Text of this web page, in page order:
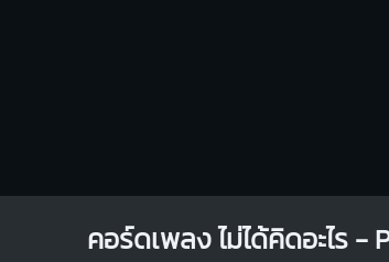
คอร์ดเพลง ไม่ได้คิดอะไร -